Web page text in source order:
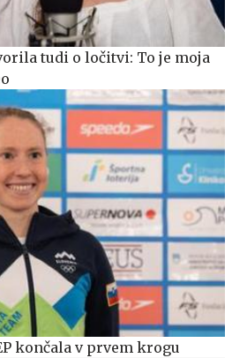
tudi o ločitvi: To je moja
končala v prvem krogu